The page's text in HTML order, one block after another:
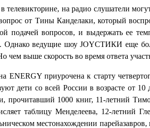
телевикторине, на радио слушатели
от Тины Канделаки, который
подачей вопросов, и выдержать ее
Однако ведущие шоу JOYСТИКИ еще
чем выше скорость во время ответа
ENERGY приурочена к старту
дети со всей России в возрасте от
прочитавший 1000 книг, 11-летний
таблицу Менделеева, 12-летний
местонахождении